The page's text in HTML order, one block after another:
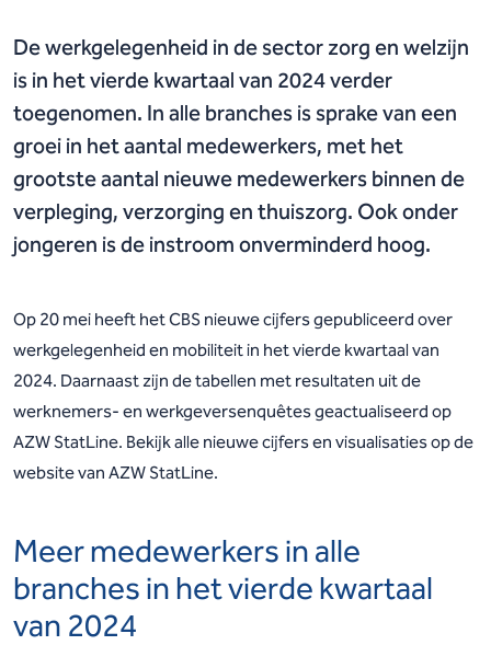
De werkgelegenheid in de sector zorg en welzijn
is in het vierde kwartaal van 2024 verder
toegenomen. In alle branches is sprake van een
groei in het aantal medewerkers, met het
grootste aantal nieuwe medewerkers binnen de
verpleging, verzorging en thuiszorg. Ook onder
jongeren is de instroom onverminderd hoog.
Op 20 mei heeft het CBS nieuwe cijfers gepubliceerd over
werkgelegenheid en mobiliteit in het vierde kwartaal van
2024. Daarnaast zijn de tabellen met resultaten uit de
werknemers- en werkgeversenquêtes geactualiseerd op
AZW StatLine. Bekijk alle nieuwe cijfers en visualisaties op de
website van AZW StatLine.
Meer medewerkers in alle
branches in het vierde kwartaal
van 2024